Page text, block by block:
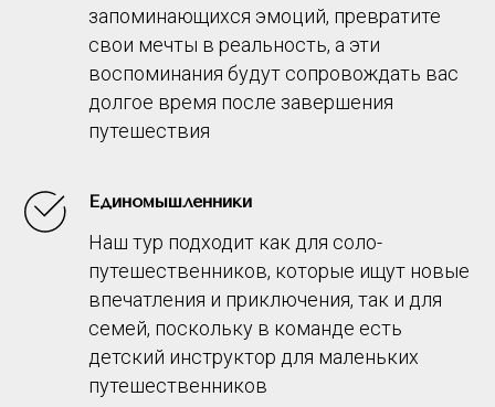
запоминающихся эмоций, превратите
свои мечты в реальность, а эти
воспоминания будут сопровождать вас
долгое время после завершения
путешествия
Единомышленники
Наш тур подходит как для соло-
путешественников, которые ищут новые
впечатления и приключения, так и для
семей, поскольку в команде есть
детский инструктор для маленьких
путешественников